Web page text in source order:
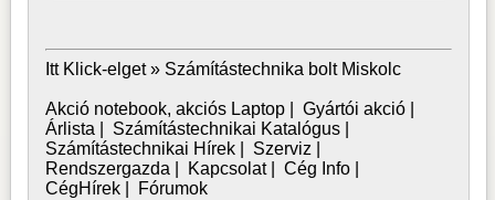
Itt Klick-elget » Számítástechnika bolt Miskolc
Akció notebook, akciós Laptop| Gyártói akció|
Árlista
Számítástechnikai Katalógus|
Számítástechnikai Hírek| Szerviz
Rendszergazda
Kapcsolat| Cég Info|
CégHírek| Fórumok